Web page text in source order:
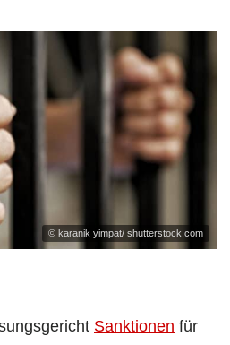
© karanik yimpat/ shutterstock.com
Sanktionen für